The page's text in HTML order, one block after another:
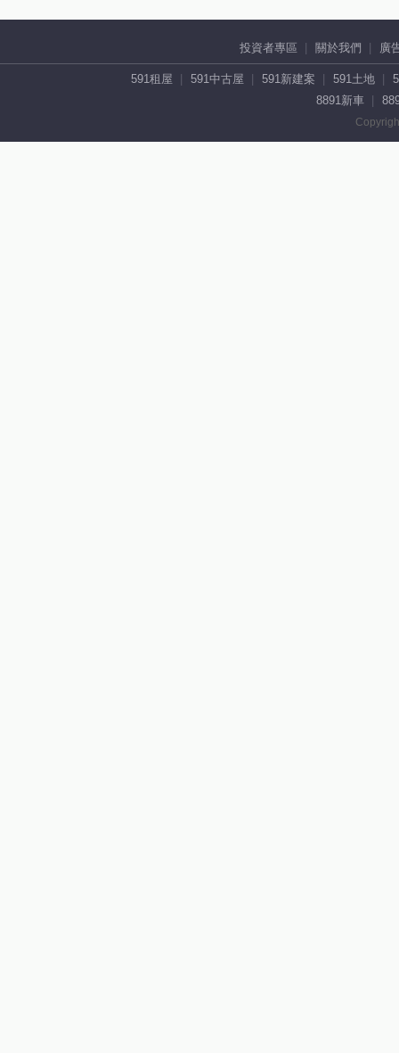
投資者專區 關於我們 廣
591租屋 591中古屋 591新建案 591土地
8891新車